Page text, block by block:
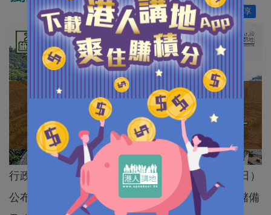
分享
讚好 7
行政長官李家超任內首份《施政報告》今日（19日）
公布，當中包括一系列政策及措施，以增加土地儲備